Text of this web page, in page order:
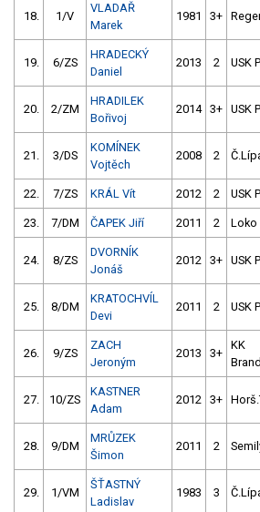
18. 1/V
VLADAŘ
Marek
1981 3+
19. 6/ZS
HRADECKÝ
Daniel
2013 2 USK
20. 2/ZM
HRADILEK
Bořivoj
2014 3+ USK
21. 3/DS
KOMÍNEK
Vojtěch
2008 2
22. 7/ZS KRÁL Vít 2012 2 USK
23. 7/DM ČAPEK Jiří 2011 2 Loko
24. 8/ZS
DVORNÍK
Jonáš
2012 3+ USK
25. 8/DM
KRATOCHVÍL
Devi
2011 2 USK
26. 9/ZS
ZACH
Jeroným
2013 3+
KK
Brand
27. 10/ZS
KASTNER
Adam
2012 3+
28. 9/DM
MRŮZEK
Šimon
2011 2
29. 1/VM
ŠŤASTNÝ
Ladislav
1983 3